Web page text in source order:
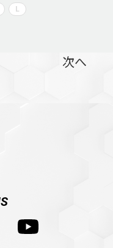
L
次へ